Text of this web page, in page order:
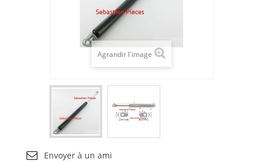
Agrandir l'image
Envoyer à un ami